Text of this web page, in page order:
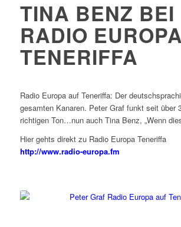
TINA BENZ BEI
RADIO
TENERIFFA
Radio Europa auf Teneriffa: Der
gesamten Kanaren. Peter Graf funkt seit über
richtigen Ton…nun auch Tina Benz, „Wenn
Hier gehts direkt zu Radio Europa Teneriffa
http://www.radio-europa.fm